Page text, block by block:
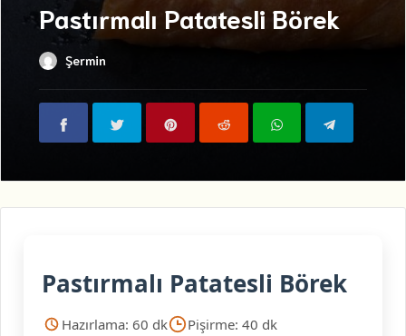
Pastırmalı Patatesli Börek
Şermin
Pastırmalı Patatesli Börek
Hazırlama: 60 dk
Pişirme: 40 dk